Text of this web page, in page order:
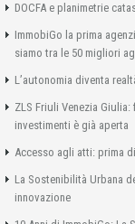
DOCFA e planimetrie
ImmobiGo la prima
siamo tra le 50 migliori
L’autonomia diventa
ZLS Friuli Venezia
investimenti è già aperta
Accesso agli atti: prima
La Sostenibilità Urbana
innovazione